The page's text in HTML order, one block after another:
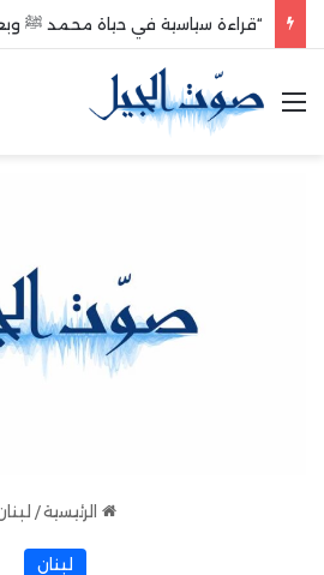
“قراءة سياسية في حياة محمد ﷺ
القائمة
الرئيسية /
لبنان